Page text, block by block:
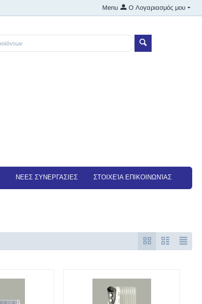
Ο Λογαριασμός μου
Menu
NEEΣ ΣΥΝΕΡΓΑΣΙΕΣ ΣΤΟΙΧΕΊΑ ΕΠΙΚΟΙΝΩΝΊΑΣ